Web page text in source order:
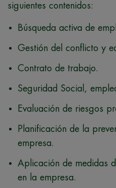
siguientes contenidos:
Búsqueda activa de
Gestión del conflicto y
Contrato de trabajo.
Seguridad Social,
Evaluación de riesgos
Planificación de la
empresa.
Aplicación de medidas
en la empresa.